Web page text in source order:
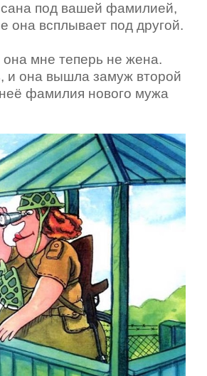
под вашей фамилией,
она всплывает под другой.
мне теперь не жена.
и она вышла замуж второй
фамилия нового мужа